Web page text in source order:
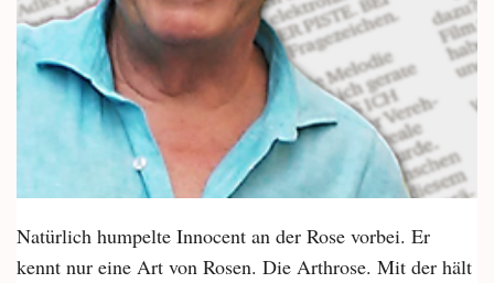
Natürlich humpelte Innocent an der Rose vorbei. Er
kennt nur eine Art von Rosen. Die Arthrose. Mit der hält